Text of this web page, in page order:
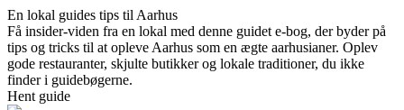
En lokal guides tips til Aarhus
Få insider-viden fra en lokal med denne guidet e-bog, der byder på
tips og tricks til at opleve Aarhus som en ægte aarhusianer. Oplev
gode restauranter, skjulte butikker og lokale traditioner, du ikke
finder i guidebøgerne.
Hent guide